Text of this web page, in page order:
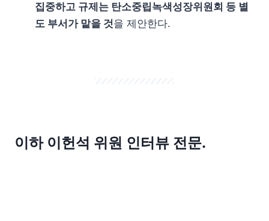
집중하고 규제는 탄소중립녹색성장위원회 등 별
도 부서가 맡을 것을 제안한다.
이하 이헌석 위원 인터뷰 전문.